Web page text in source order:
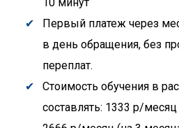
Первый платеж через
в день обращения, без
переплат.
Стоимость обучения в
составлять: 1333 р/